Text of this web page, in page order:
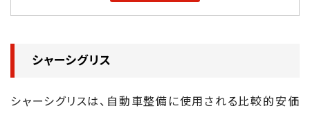
シャーシグリス
シャーシグリスは、自動車整備に使用される比較的安価